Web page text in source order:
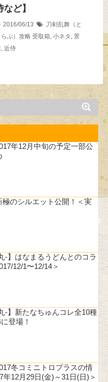
など】
2016/06/13
刀剣乱舞（と
らぶ）攻略 受取箱, 小ネタ , 景
, 近侍
年12月中旬の予定一部公
極のシルエット公開！＜実
-】はなまるうどんとのコラ
12/1〜12/14＞
-】新たなちゅんコレ全10種
登場！
冬コミニトロプラスの情
年12月29日(金)～31日(日)＞